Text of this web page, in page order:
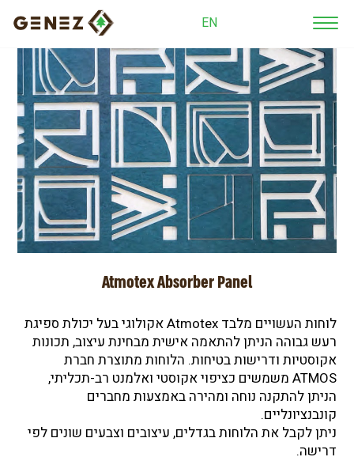
EN
Atmotex Absorber Panel
לוחות העשויים מלבד Atmotex אקולוגי בעל יכולת ספיגת
רעש גבוהה הניתן להתאמה אישית מבחינת עיצוב, תכונות
אקוסטיות ודרישות בטיחות. הלוחות מתוצרת חברת
ATMOS משמשים כציפוי אקוסטי ואלמנט רב-תכליתי,
הניתן להתקנה נוחה ומהירה באמצעות מחברים
קונבנציונליים.
ניתן לקבל את הלוחות בגדלים, עיצובים וצבעים שונים לפי
דרישה.